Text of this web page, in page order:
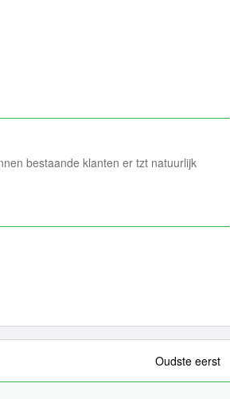
bestaande klanten er tzt natuurlijk
Oudste eerst